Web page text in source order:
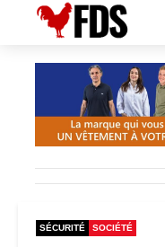
SÉCURITÉ SOCIÉTÉ